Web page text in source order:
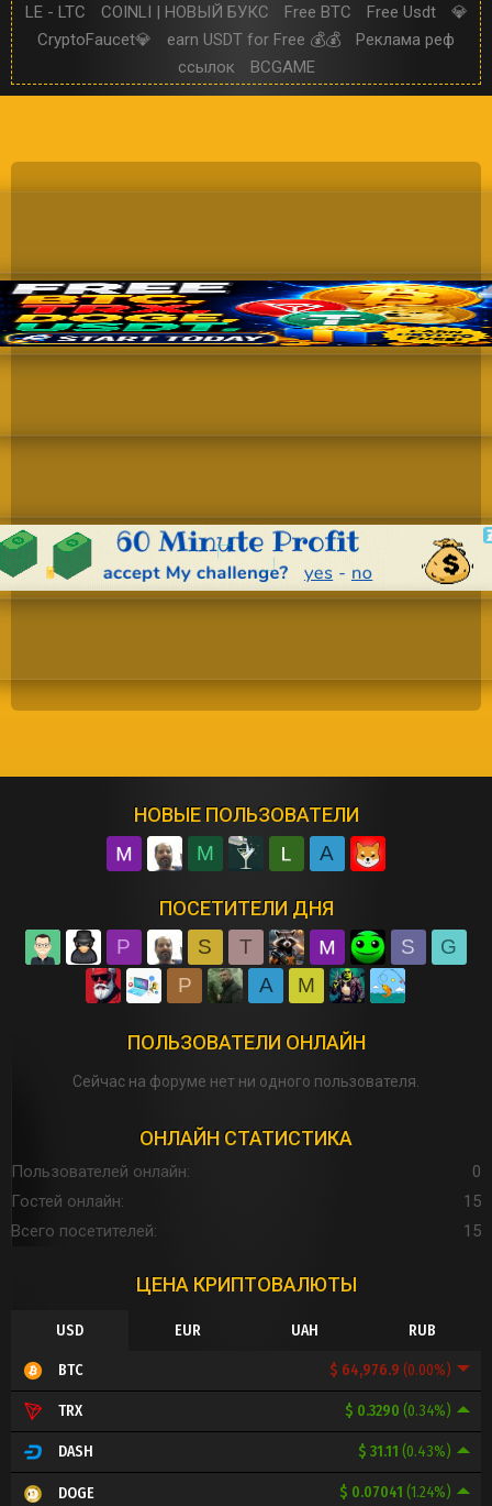
LE - LTC COINLI | НОВЫЙ БУКС Free BTC Free Usdt
💎
CryptoFaucet💎
earn USDT for Free 💰💰
Реклама реф
ссылок
BCGAME
НОВЫЕ ПОЛЬЗОВАТЕЛИ
M A
ПОСЕТИТЕЛИ ДНЯ
P S T S
G
P
A M
ПОЛЬЗОВАТЕЛИ ОНЛАЙН
Сейчас на форуме нет ни одного пользователя.
ОНЛАЙН СТАТИСТИКА
Пользователей онлайн
0
Гостей онлайн
15
Всего посетителей
15
ЦЕНА КРИПТОВАЛЮТЫ
USD EUR UAH RUB
$ 64,976.9 (0.00%)
BTC
$ 0.3290 (0.34%)
TRX
$ 31.11 (0.43%)
DASH
$ 0.07041 (1.24%)
DOGE